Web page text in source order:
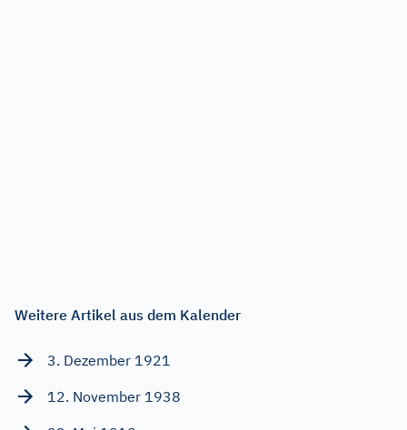
Weitere Artikel aus dem Kalender
3. Dezember 1921
12. November 1938